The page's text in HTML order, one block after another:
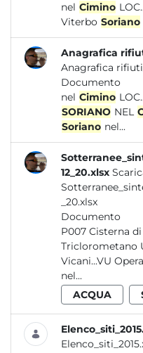
nel Cimino
Viterbo Soriano
Anagrafica
Anagrafica
Documento
nel Cimino
SORIANO NEL
Soriano nel...
12_20.xlsx
_20.xlsx
Documento
P007 Cisterna di Latina 4
Vicani...VU
nel...
ACQUA